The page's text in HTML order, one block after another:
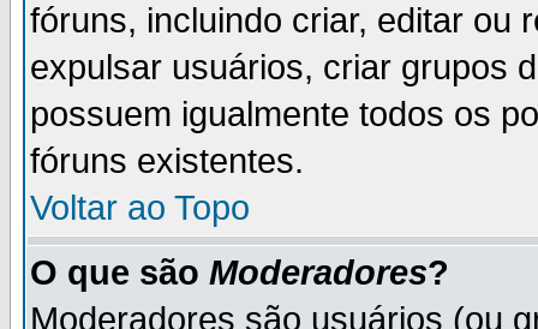
fóruns, incluindo criar, editar ou
expulsar usuários, criar grupos
possuem igualmente todos os
fóruns existentes.
Voltar ao Topo
O que são Moderadores?
Moderadores são usuários (ou